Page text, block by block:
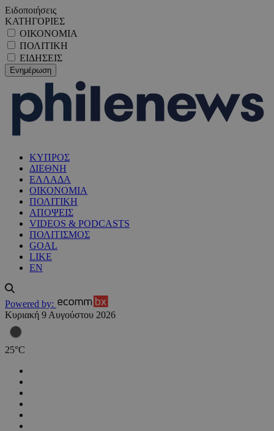
Ειδοποιήσεις
ΚΑΤΗΓΟΡΙΕΣ
ΟΙΚΟΝΟΜΙΑ
ΠΟΛΙΤΙΚΗ
ΕΙΔΗΣΕΙΣ
ΚΥΠΡΟΣ
ΔΙΕΘΝΗ
ΕΛΛΑΔΑ
ΟΙΚΟΝΟΜΙΑ
ΠΟΛΙΤΙΚΗ
ΑΠΟΨΕΙΣ
VIDEOS & PODCASTS
ΠΟΛΙΤΙΣΜΟΣ
GOAL
LIKE
EN
Powered by:
Κυριακή 9 Αυγούστου 2026
25°C